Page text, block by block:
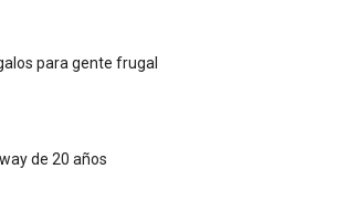
para gente frugal
de 20 años